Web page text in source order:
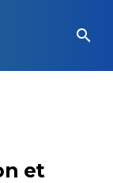
search
et